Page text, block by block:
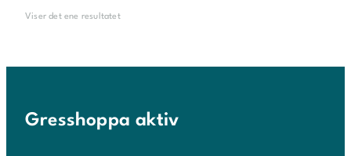
Viser det ene resultatet
Gresshoppa aktiv